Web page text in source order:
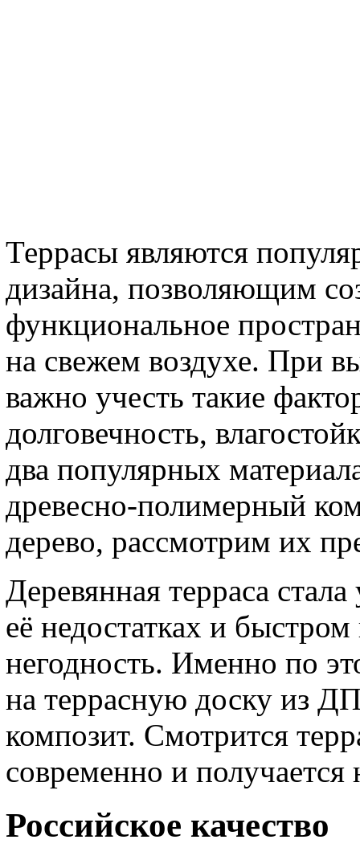
Террасы являются
дизайна, позволяющим
функциональное
на свежем воздухе. При
важно учесть такие
долговечность,
два популярных
древесно-полимерный
дерево, рассмотрим их
Деревянная терраса
её недостатках и
негодность. Именно по
на террасную доску из
композит. Смотрится
современно и
Российское качество